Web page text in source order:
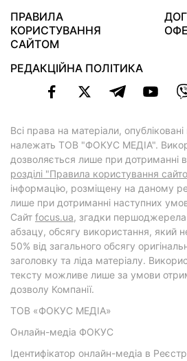
ПРАВИЛА
КОРИСТУВАННЯ
САЙТОМ
РЕДАКЦІЙНА ПОЛІТИКА
Всі права на матеріали,
належать ТОВ "ФОКУС МЕДІА".
дозволяється лише при дотриманні
розділі "Правила користування
інформацію, розміщену на даному
лише при дотриманні наступних
Cайт focus.ua, згадки
абзацу, обсягу використання, який
50% від загального обсягу
заголовку та ліда матеріалу.
тексту можливе лише за умови
дозволу Компанії.
ТОВ «ФОКУС МЕДІА»
Онлайн-медіа ФОКУС
Ідентифікатор онлайн-медіа в